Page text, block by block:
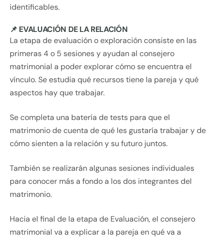
identificables.
📌 EVALUACIÓN DE LA RELACIÓN
La etapa de evaluación o exploración consiste en las
primeras 4 o 5 sesiones y ayudan al consejero
matrimonial a poder explorar cómo se encuentra el
vínculo. Se estudia qué recursos tiene la pareja y qué
aspectos hay que trabajar.
Se completa una batería de tests para que el
matrimonio de cuenta de qué les gustaría trabajar y de
cómo sienten a la relación y su futuro juntos.
También se realizarán algunas sesiones individuales
para conocer más a fondo a los dos integrantes del
matrimonio.
Hacia el final de la etapa de Evaluación, el consejero
matrimonial va a explicar a la pareja en qué va a